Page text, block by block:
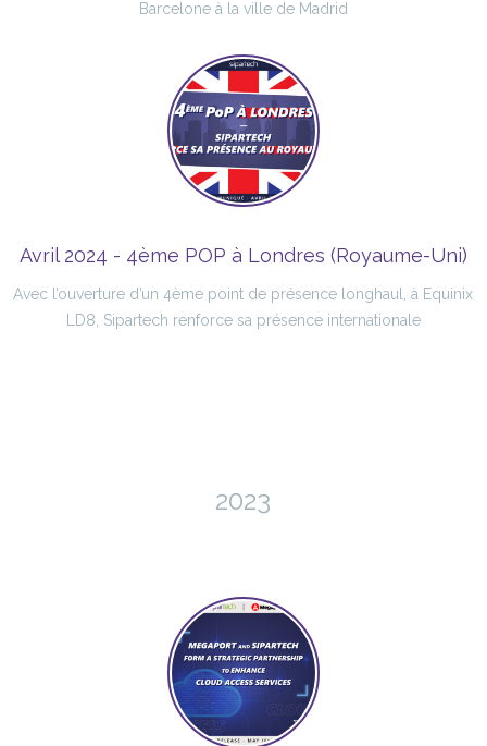
Barcelone à la ville de Madrid
Avril 2024 - 4ème POP à Londres (Royaume-Uni)
Avec l’ouverture d’un 4ème point de présence longhaul, à Equinix
LD8, Sipartech renforce sa présence internationale
2023